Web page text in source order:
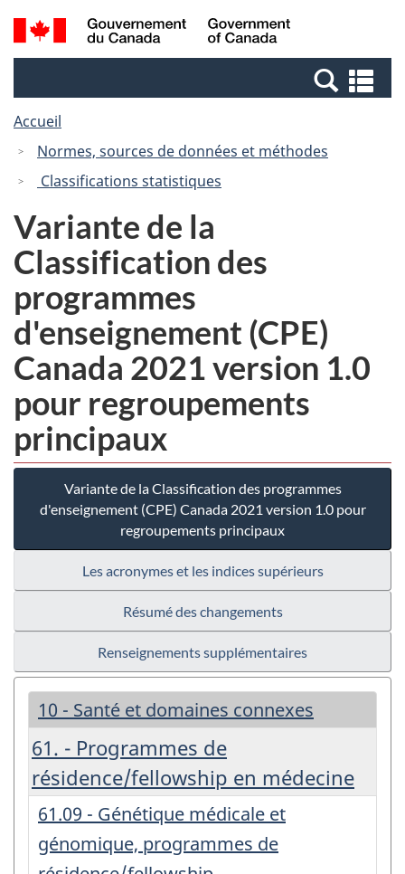
Passer
au
Passer
à
Canada
Recherche
et
et
Accueil
Normes, sources de données et méthodes
Classifications statistiques
Variante de la
Classification des
programmes
d'enseignement (CPE)
Canada 2021 version 1.0
pour regroupements
principaux
Variante de la Classification des programmes
d'enseignement (CPE) Canada 2021 version 1.0 pour
regroupements principaux
Les acronymes et les indices supérieurs
Résumé des changements
Renseignements supplémentaires
10 - Santé et domaines connexes
61. - Programmes de
résidence/fellowship en médecine
61.09 - Génétique médicale et
génomique, programmes de